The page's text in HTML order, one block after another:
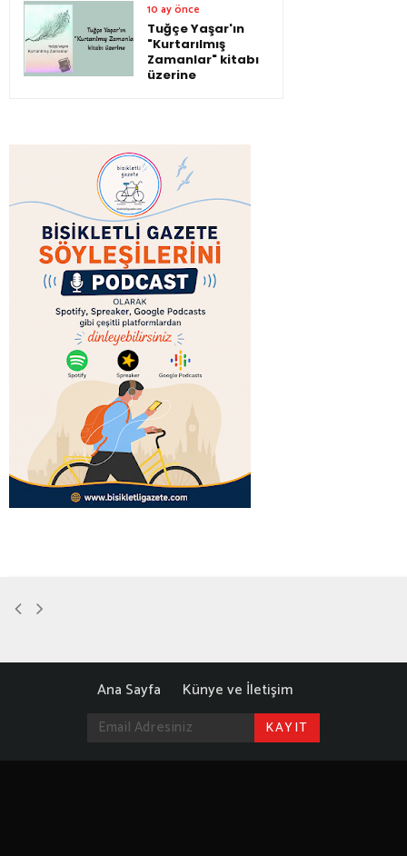
10 ay önce
Tuğçe Yaşar'ın
"Kurtarılmış
Zamanlar" kitabı
üzerine
Ana Sayfa Künye ve İletişim